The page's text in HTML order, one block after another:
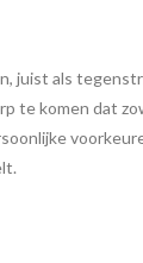
juist als
te komen dat